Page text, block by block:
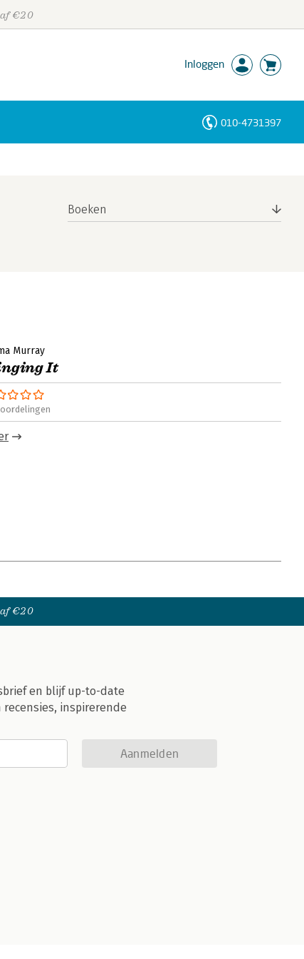
€20
Inloggen
010-4731397
Boeken
Murray
It
€20
en blijf up-to-date
inspirerende
Aanmelden